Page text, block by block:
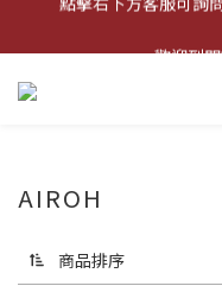
歡迎到
雨衣
AIROH
商品排序